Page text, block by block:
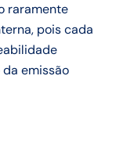
raramente
pois cada
emissão